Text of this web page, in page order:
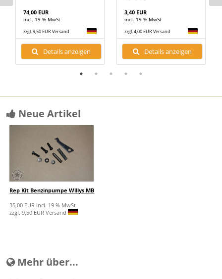
74,00 EUR
incl. 19 % MwSt
zzgl. 9,50 EUR Versand
Details anzeigen
3,40 EUR
incl. 19 % MwSt
zzgl. 4,00 EUR Versand
Details anzeigen
Neue Artikel
Rep Kit Benzinpumpe Willys MB
35,00 EUR incl. 19 % MwSt
zzgl. 9,50 EUR Versand
Mehr über...